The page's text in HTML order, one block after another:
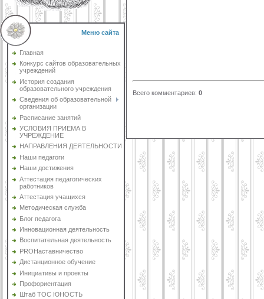
Меню сайта
Главная
Конкурс сайтов образовательных
учреждений
История создания
образовательного учреждения
Сведения об образовательной
организации
Расписание занятий
УСЛОВИЯ ПРИЕМА В
УЧРЕЖДЕНИЕ
НАПРАВЛЕНИЯ ДЕЯТЕЛЬНОСТИ
Наши педагоги
Наши достижения
Аттестация педагогических
работников
Аттестация учащихся
Методическая служба
Блог педагога
Инновационная деятельность
Воспитательная деятельность
PROНаставничество
Дистанционное обучение
Инициативы и проекты
Профориентация
Штаб ТОС ЮНОСТЬ
Всего комментариев: 0